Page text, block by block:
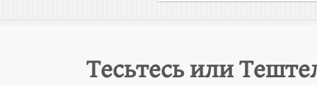
Тесьтесь или